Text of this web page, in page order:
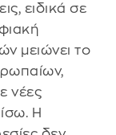
ειδικά σε
μειώνει το
νέες
Η